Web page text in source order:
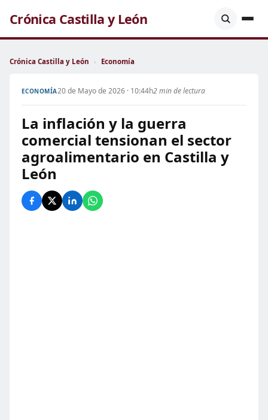
Crónica Castilla y León
Crónica Castilla y León › Economía
ECONOMÍA20 de Mayo de 2026 · 10:44h2 min de lectura
La inflación y la guerra
comercial tensionan el sector
agroalimentario en Castilla y
León